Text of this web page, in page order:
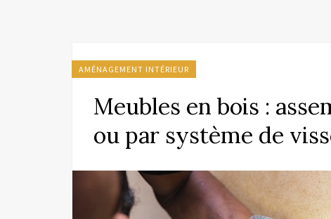
AMÉNAGEMENT INTÉRIEUR
Meubles en bois :
ou par système de